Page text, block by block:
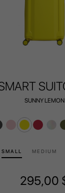
SUNNY LEMON
SMALL MEDIUM
295,00